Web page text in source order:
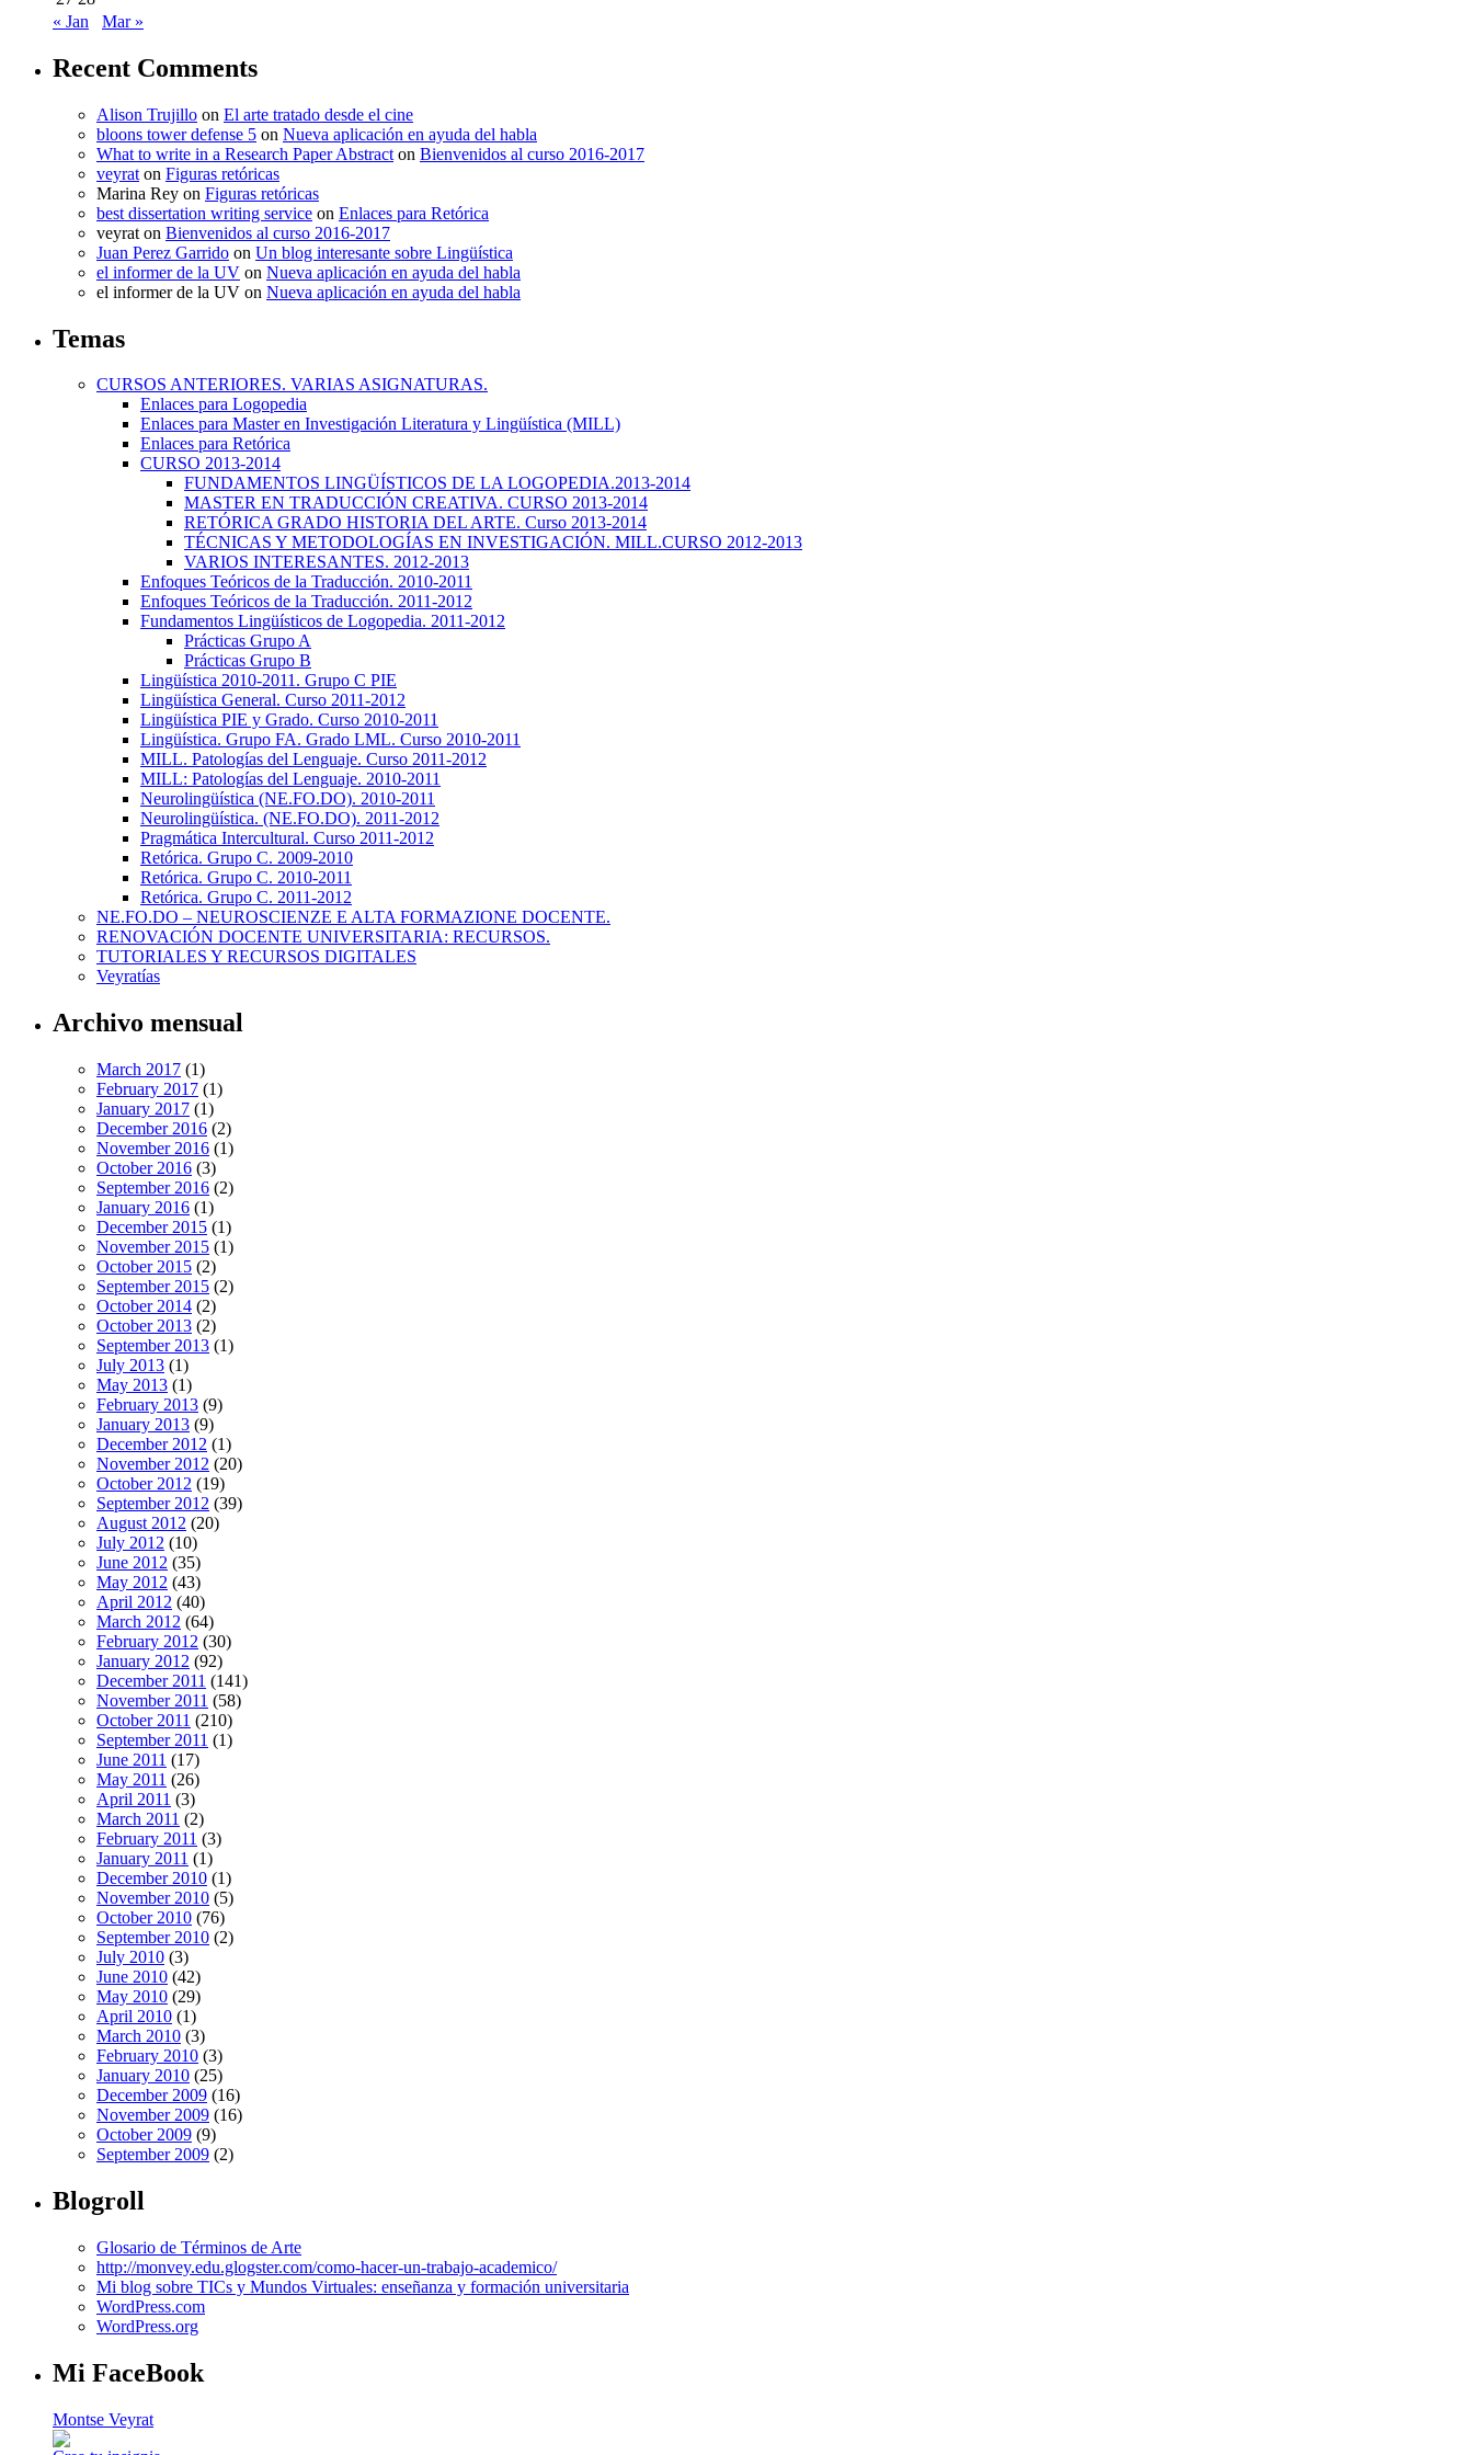
« Jan
Mar »
Recent Comments
Alison Trujillo on El arte tratado desde el cine
bloons tower defense 5 on Nueva aplicación en ayuda del habla
What to write in a Research Paper Abstract on Bienvenidos al curso 2016-2017
veyrat on Figuras retóricas
Marina Rey on Figuras retóricas
best dissertation writing service on Enlaces para Retórica
veyrat on Bienvenidos al curso 2016-2017
Juan Perez Garrido on Un blog interesante sobre Lingüística
el informer de la UV on Nueva aplicación en ayuda del habla
el informer de la UV on Nueva aplicación en ayuda del habla
Temas
CURSOS ANTERIORES. VARIAS ASIGNATURAS.
Enlaces para Logopedia
Enlaces para Master en Investigación Literatura y Lingüística (MILL)
Enlaces para Retórica
CURSO 2013-2014
FUNDAMENTOS LINGÜÍSTICOS DE LA LOGOPEDIA.2013-2014
MASTER EN TRADUCCIÓN CREATIVA. CURSO 2013-2014
RETÓRICA GRADO HISTORIA DEL ARTE. Curso 2013-2014
TÉCNICAS Y METODOLOGÍAS EN INVESTIGACIÓN. MILL.CURSO 2012-2013
VARIOS INTERESANTES. 2012-2013
Enfoques Teóricos de la Traducción. 2010-2011
Enfoques Teóricos de la Traducción. 2011-2012
Fundamentos Lingüísticos de Logopedia. 2011-2012
Prácticas Grupo A
Prácticas Grupo B
Lingüística 2010-2011. Grupo C PIE
Lingüística General. Curso 2011-2012
Lingüística PIE y Grado. Curso 2010-2011
Lingüística. Grupo FA. Grado LML. Curso 2010-2011
MILL. Patologías del Lenguaje. Curso 2011-2012
MILL: Patologías del Lenguaje. 2010-2011
Neurolingüística (NE.FO.DO). 2010-2011
Neurolingüística. (NE.FO.DO). 2011-2012
Pragmática Intercultural. Curso 2011-2012
Retórica. Grupo C. 2009-2010
Retórica. Grupo C. 2010-2011
Retórica. Grupo C. 2011-2012
NE.FO.DO – NEUROSCIENZE E ALTA FORMAZIONE DOCENTE.
RENOVACIÓN DOCENTE UNIVERSITARIA: RECURSOS.
TUTORIALES Y RECURSOS DIGITALES
Veyratías
Archivo mensual
March 2017 (1)
February 2017 (1)
January 2017 (1)
December 2016 (2)
November 2016 (1)
October 2016 (3)
September 2016 (2)
January 2016 (1)
December 2015 (1)
November 2015 (1)
October 2015 (2)
September 2015 (2)
October 2014 (2)
October 2013 (2)
September 2013 (1)
July 2013 (1)
May 2013 (1)
February 2013 (9)
January 2013 (9)
December 2012 (1)
November 2012 (20)
October 2012 (19)
September 2012 (39)
August 2012 (20)
July 2012 (10)
June 2012 (35)
May 2012 (43)
April 2012 (40)
March 2012 (64)
February 2012 (30)
January 2012 (92)
December 2011 (141)
November 2011 (58)
October 2011 (210)
September 2011 (1)
June 2011 (17)
May 2011 (26)
April 2011 (3)
March 2011 (2)
February 2011 (3)
January 2011 (1)
December 2010 (1)
November 2010 (5)
October 2010 (76)
September 2010 (2)
July 2010 (3)
June 2010 (42)
May 2010 (29)
April 2010 (1)
March 2010 (3)
February 2010 (3)
January 2010 (25)
December 2009 (16)
November 2009 (16)
October 2009 (9)
September 2009 (2)
Blogroll
Glosario de Términos de Arte
http://monvey.edu.glogster.com/como-hacer-un-trabajo-academico/
Mi blog sobre TICs y Mundos Virtuales: enseñanza y formación universitaria
WordPress.com
WordPress.org
Mi FaceBook
Montse Veyrat